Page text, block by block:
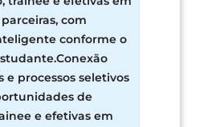
com
conforme o
e processos seletivos
de
e efetivas em